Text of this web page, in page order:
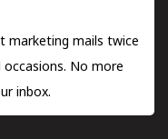
marketing mails twice
No more
inbox.